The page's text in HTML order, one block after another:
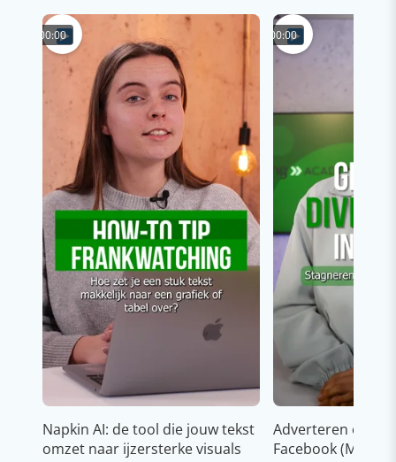
00:00
Napkin AI: de tool die jouw tekst
omzet naar ijzersterke visuals
00:00
Adverteren op
Facebook (Meta)